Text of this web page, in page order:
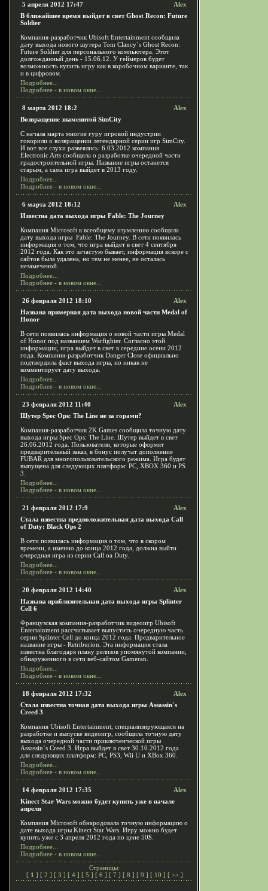
5 апреля 2012 17:47
Alex
В ближайшее время выйдет в свет Ghost Recon: Future
Soldier
Компания-разработчик Ubisoft Entertainment сообщила
дату выхода нового шутера Tom Clancy`s Ghost Recon:
Future Soldier для персонального компьютера. Этот
долгожданный день - 15.06.12. У геймеров будет
возможность купить игру как в коробочном варианте, так
и в цифровом.
Подробнее...
Подробнее - в новом окне...
8 марта 2012 18:2
Alex
Возвращение знаменитой SimCity
С начала марта многие гуру игровой индустрии
говорили о возвращении легендарной серии игр SimCity.
И вот все слухи развеялись: 6.03.2012 компания
Electronic Arts сообщила о разработке очередной части
градостроительной игры. Название игры останется
старым, а сама игра выйдет в 2013 году.
Подробнее...
Подробнее - в новом окне...
6 марта 2012 18:12
Alex
Известна дата выхода игры Fable: The Journey
Компания Microsoft к всеобщему изумлению сообщила
дату выхода игры Fable: The Journey. В сети появилась
информация о том, что игра выйдет в свет 4 сентября
2012 года. Как это зачастую бывает, информация вскоре с
сайтов была удалена, но тем не менее, не осталась
незамеченой.
Подробнее...
Подробнее - в новом окне...
26 февраля 2012 18:10
Alex
Названа примерная дата выхода новой части Medal of
Honor
В сети появилась информация о новой части игры Medal
of Honor под названием Warfighter. Согласно этой
информации, игра выйдет в свет в середине осени 2012
года. Компания-разработчик Danger Close официально
подтвердила факт выхода игры, но никак не
комментирует дату выхода.
Подробнее...
Подробнее - в новом окне...
23 февраля 2012 11:40
Alex
Шутер Spec Ops: The Line не за горами?
Компания-разработчик 2K Games сообщила точную дату
выхода игры Spec Ops: The Line. Шутер выйдет в свет
26.06.2012 года. Пользователи, которые оформят
предварительный заказ, в бонус получат дополнение
FUBAR для многопользовательского режима. Игра будет
выпущена для следующих платформ: PC, XBOX 360 и PS
3.
Подробнее...
Подробнее - в новом окне...
21 февраля 2012 17:9
Alex
Стала известна предположительная дата выхода Call
of Duty: Black Ops 2
В сети появилась информация о том, что в скором
времени, а именно до конца 2012 года, должна выйти
очередная игра из серии Call oа Duty.
Подробнее...
Подробнее - в новом окне...
20 февраля 2012 14:40
Alex
Названа приблизительная дата выхода игры Splinter
Cell 6
Французская компания-разработчик видеоигр Ubisoft
Entertainment рассчитывает выпустить очередную часть
серии Splinter Cell до конца 2012 года. Предварительное
название игры - Retriburion. Эта информация стала
известна благодаря плану релизов упомянутой компании,
обнаруженного в сети веб-сайтом Gameran.
Подробнее...
Подробнее - в новом окне...
18 февраля 2012 17:32
Alex
Стала известна точная дата выхода игры Assassin`s
Creed 3
Компания Ubisoft Entertainment, специализирующаяся на
разработке и выпуске видеоигр, сообщила точную дату
выхода очередной части приключенческой игры
Assassin`s Creed 3. Игра выйдет в свет 30.10.2012 года
для следующих платформ: PC, PS3, Wii U и XBox 360.
Подробнее...
Подробнее - в новом окне...
14 февраля 2012 17:35
Alex
Kinect Star Wars можно будет купить уже в начале
апреля
Компания Microsoft обнародовала точную информацию о
дате выхода игры Kinect Star Wars. Игру можно будет
купить уже с 3 апреля 2012 года по цене 50$.
Подробнее...
Подробнее - в новом окне...
Страницы:
[ 1 ] [ 2 ] [ 3 ] [ 4 ] [ 5 ] [ 6 ] [ 7 ] [ 8 ] [ 9 ] [ 10 ] [ >> ]